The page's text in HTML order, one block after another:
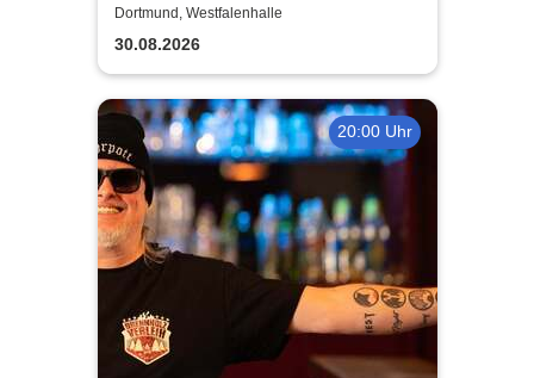
Ehe - eine feindliche
Übernahme
Dortmund, Westfalenhalle
30.08.2026
20:00 Uhr